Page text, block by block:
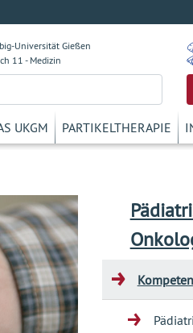
Universität Gießen
11 - Medizin
UKGM PARTIKELTHERAPIE